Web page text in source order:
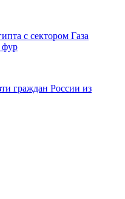
с сектором Газа
фур
граждан России из